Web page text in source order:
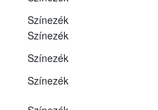
Színezék
Színezék
Színezék
Színezék